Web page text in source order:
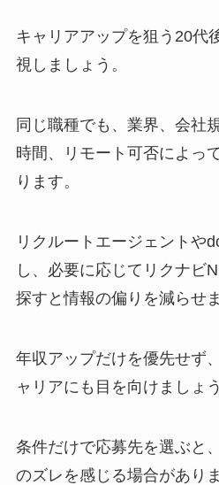
キャリアアップを狙う20代
視しましょう。
同じ職種でも、業界、会社
時間、リモート可否によっ
ります。
リクルートエージェントや
し、必要に応じてリクナビ
探すと情報の偏りを減らせま
年収アップだけを優先せず
ャリアにも目を向けましょう
条件だけで応募先を選ぶと
のズレを感じる場合がありま